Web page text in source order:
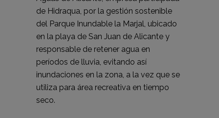
de Hidraqua, por la gestión sostenible
del Parque Inundable la Marjal, ubicado
en la playa de San Juan de Alicante y
responsable de retener agua en
períodos de lluvia, evitando así
inundaciones en la zona, a la vez que se
utiliza para área recreativa en tiempo
seco.